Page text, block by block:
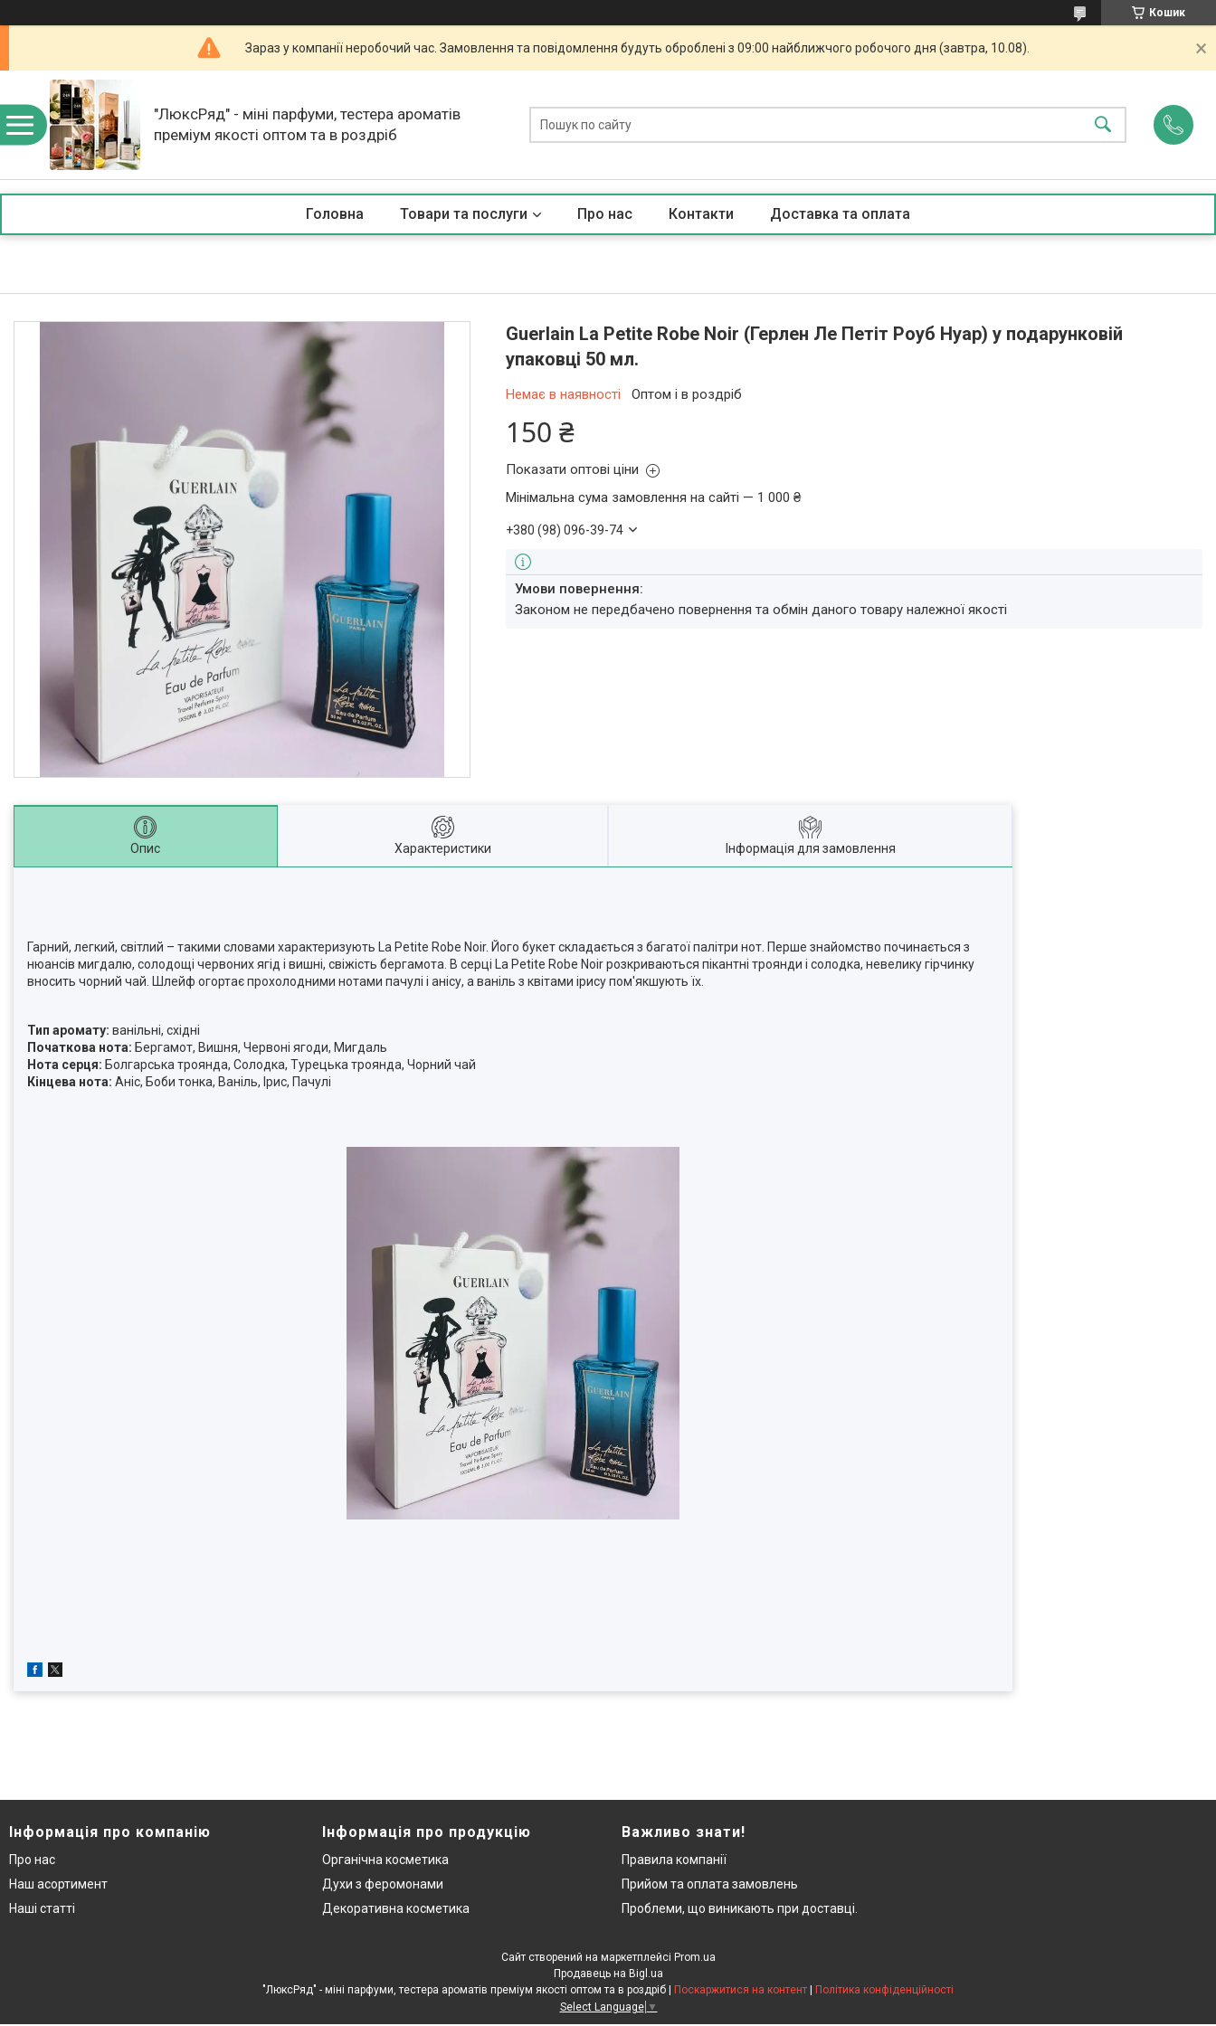
Кошик
Зараз у компанії неробочий час. Замовлення та повідомлення будуть оброблені з 09:00 найближчого робочого дня (завтра, 10.08).
"ЛюксРяд" - міні парфуми, тестера ароматів
преміум якості оптом та в роздріб
Головна Товари та послуги Про нас Контакти Доставка та оплата
Guerlain La Petite Robe Noir (Герлен Ле Петіт Роуб Нуар) у подарунковій
упаковці 50 мл.
Немає в наявності Оптом і в роздріб
150 ₴
Показати оптові ціни
Мінімальна сума замовлення на сайті — 1 000 ₴
+380 (98) 096-39-74
Законом не передбачено повернення та обмін даного товару належної якості
Опис Характеристики Інформація для замовлення
Гарний, легкий, світлий – такими словами характеризують La Petite Robe Noir. Його букет складається з багатої палітри нот. Перше знайомство починається з
нюансів мигдалю, солодощі червоних ягід і вишні, свіжість бергамота. В серці La Petite Robe Noir розкриваються пікантні троянди і солодка, невелику гірчинку
вносить чорний чай. Шлейф огортає прохолодними нотами пачулі і анісу, а ваніль з квітами ірису пом'якшують їх.
Тип аромату: ванільні, східні
Початкова нота: Бергамот, Вишня, Червоні ягоди, Мигдаль
Нота серця: Болгарська троянда, Солодка, Турецька троянда, Чорний чай
Кінцева нота: Аніс, Боби тонка, Ваніль, Ірис, Пачулі
Інформація про компанію
Про нас
Наш асортимент
Наші статті
Інформація про продукцію
Органічна косметика
Духи з феромонами
Декоративна косметика
Важливо знати!
Правила компанії
Прийом та оплата замовлень
Проблеми, що виникають при доставці.
Сайт створений на маркетплейсі Prom.ua
Продавець на Bigl.ua
"ЛюксРяд" - міні парфуми, тестера ароматів преміум якості оптом та в роздріб | Поскаржитися на контент | Політика конфіденційності
Select Language ▼